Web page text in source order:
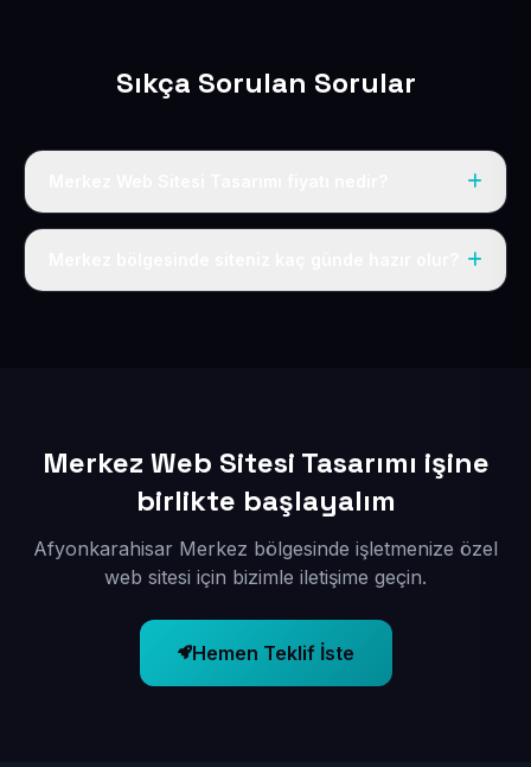
Sıkça Sorulan Sorular
Tek fiyat uygulanır: yıllık 50 USD + KDV. Bu bedele alan
Merkez Web Sitesi Tasarımı işine
birlikte başlayalım
Afyonkarahisar Merkez bölgesinde işletmenize özel
web sitesi için bizimle iletişime geçin.
Hemen Teklif İste